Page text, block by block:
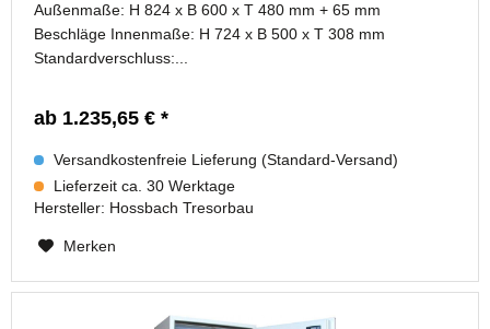
Außenmaße: H 824 x B 600 x T 480 mm + 65 mm
Beschläge Innenmaße: H 724 x B 500 x T 308 mm
Standardverschluss:...
ab 1.235,65 € *
Versandkostenfreie Lieferung (Standard-Versand)
Lieferzeit ca. 30 Werktage
Hersteller: Hossbach Tresorbau
Merken